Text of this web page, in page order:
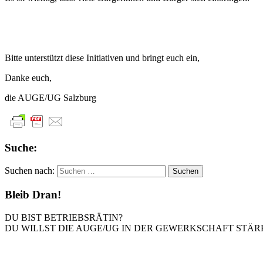
Bitte unterstützt diese Initiativen und bringt euch ein,
Danke euch,
die AUGE/UG Salzburg
Suche:
Suchen nach:
Bleib Dran!
DU BIST BETRIEBSRÄTIN?
DU WILLST DIE AUGE/UG IN DER GEWERKSCHAFT